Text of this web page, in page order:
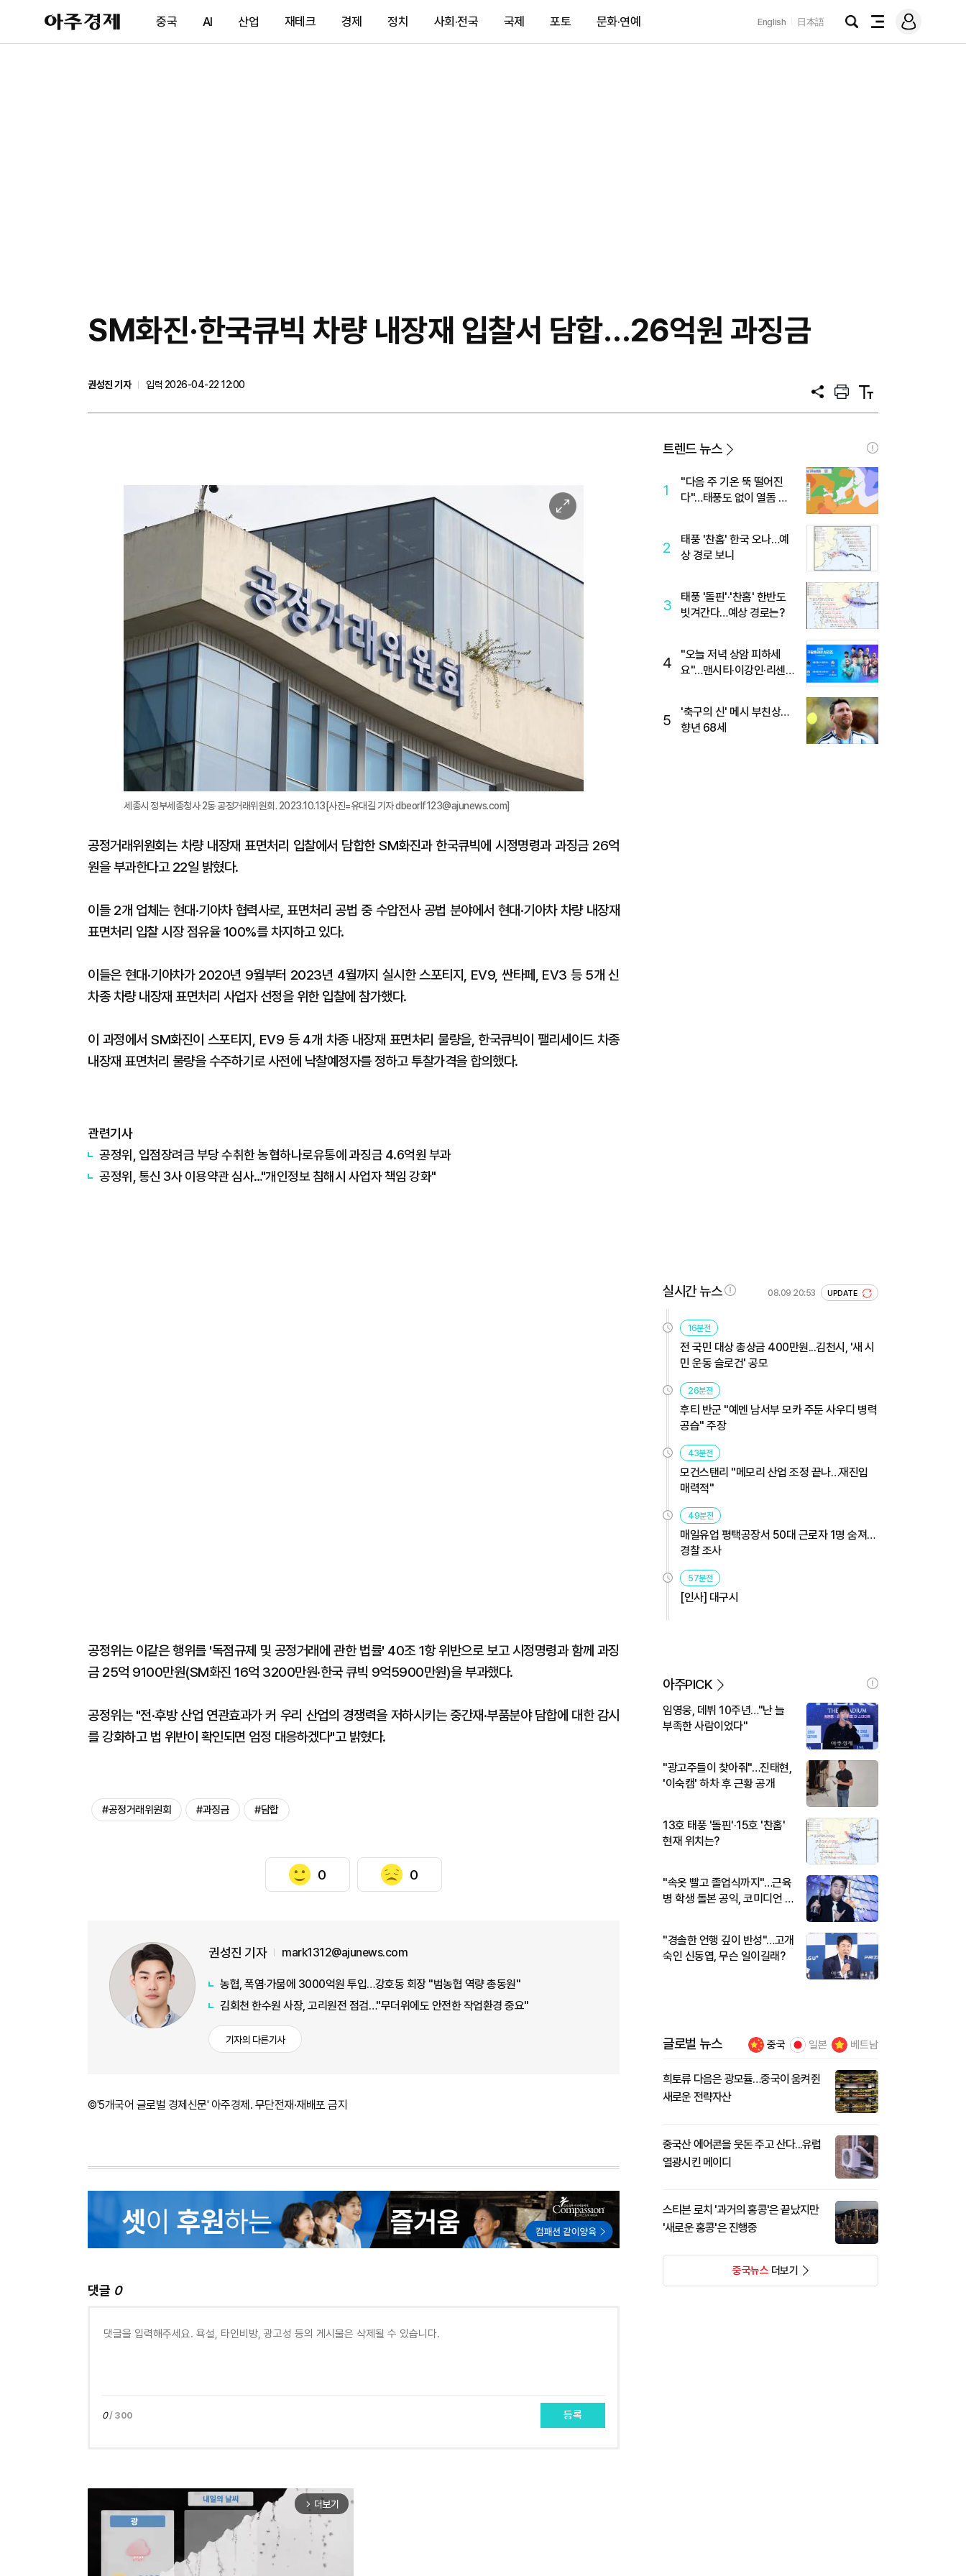
아
주
제
중국 AI 산업 재테크 경제 정치 사회·전국 국제 포토 문화·연예 English 日本語
검
전
메
그
SM화진·한국큐빅 차량 내장재 입찰서 담합…26억원 과징금
권성진 기자
입력 2026-04-22 12:00
공
프
트
텍
트
이
미
확
세종시 정부세종청사 2동 공정거래위원회. 2023.10.13[사진=유대길 기자 dbeorlf123@ajunews.com]
공정거래위원회는 차량 내장재 표면처리 입찰에서 담합한 SM화진과 한국큐빅에 시정명령과 과징금 26억
원을 부과한다고 22일 밝혔다.
이들 2개 업체는 현대·기아차 협력사로, 표면처리 공법 중 수압전사 공법 분야에서 현대·기아차 차량 내장재
표면처리 입찰 시장 점유율 100%를 차지하고 있다.
이들은 현대·기아차가 2020년 9월부터 2023년 4월까지 실시한 스포티지, EV9, 싼타페, EV3 등 5개 신
차종 차량 내장재 표면처리 사업자 선정을 위한 입찰에 참가했다.
이 과정에서 SM화진이 스포티지, EV9 등 4개 차종 내장재 표면처리 물량을, 한국큐빅이 팰리세이드 차종
내장재 표면처리 물량을 수주하기로 사전에 낙찰예정자를 정하고 투찰가격을 합의했다.
관련기사
공정위, 입점장려금 부당 수취한 농협하나로유통에 과징금 4.6억원 부과
공정위, 통신 3사 이용약관 심사…"개인정보 침해시 사업자 책임 강화"
공정위는 이같은 행위를 '독점규제 및 공정거래에 관한 법률' 40조 1항 위반으로 보고 시정명령과 함께 과징
금 25억 9100만원(SM화진 16억 3200만원·한국 큐빅 9억5900만원)을 부과했다.
공정위는 "전·후방 산업 연관효과가 커 우리 산업의 경쟁력을 저하시키는 중간재·부품분야 담합에 대한 감시
를 강화하고 법 위반이 확인되면 엄정 대응하겠다"고 밝혔다.
#공정거래위원회 #과징금 #담합
0 0
권성진 기자 mark1312@ajunews.com
농협, 폭염·가뭄에 3000억원 투입…강호동 회장 "범농협 역량 총동원"
김회천 한수원 사장, 고리원전 점검…"무더위에도 안전한 작업환경 중요"
기자의 다른기사
©'5개국어 글로벌 경제신문' 아주경제. 무단전재·재배포 금지
댓글 0
0/ 300 등록
arrow_forward_ios 더보기
트렌드 뉴스
1
"다음 주 기온 뚝 떨어진
다"…태풍도 없이 열돔 박
2
태풍 '찬홈' 한국 오나…예
상 경로 보니
3
태풍 '돌핀'·'찬홈' 한반도
빗겨간다…예상 경로는?
4
"오늘 저녁 상암 피하세
요"…맨시티·이강인·리센느
5
'축구의 신' 메시 부친상…
향년 68세
실시간 뉴스 08.09 20:53 UPDATE
16분전
전 국민 대상 총상금 400만원...김천시, '새 시
민 운동 슬로건' 공모
26분전
후티 반군 "예멘 남서부 모카 주둔 사우디 병력
공습" 주장
43분전
모건스탠리 "메모리 산업 조정 끝나…재진입
매력적"
49분전
매일유업 평택공장서 50대 근로자 1명 숨져…
경찰 조사
57분전
[인사] 대구시
아주PICK
임영웅, 데뷔 10주년…"난 늘
부족한 사람이었다"
"광고주들이 찾아줘"…진태현,
'이숙캠' 하차 후 근황 공개
13호 태풍 '돌핀'·15호 '찬홈'
현재 위치는?
"속옷 빨고 졸업식까지"…근육
병 학생 돌본 공익, 코미디언 김
"경솔한 언행 깊이 반성"…고개
숙인 신동엽, 무슨 일이길래?
글로벌 뉴스 중국 일본 베트남
희토류 다음은 광모듈…중국이 움켜쥔
새로운 전략자산
중국산 에어콘을 웃돈 주고 산다...유럽
열광시킨 메이디
스티븐 로치 '과거의 홍콩'은 끝났지만
'새로운 홍콩'은 진행중
중국뉴스더보기